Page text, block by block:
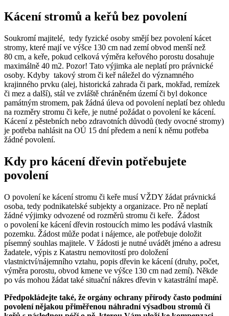
Kácení stromů a keřů bez povolení
Soukromí majitelé, tedy fyzické osoby smějí bez povolení kácet
stromy, které mají ve výšce 130 cm nad zemí obvod menší než
80 cm, a keře, pokud celková výměra keřového porostu dosahuje
maximálně 40 m2. Pozor! Tato výjimka ale neplatí pro právnické
osoby. Kdyby takový strom či keř náležel do významného
krajinného prvku (alej, historická zahrada či park, mokřad, remízek
či mez a další), stál ve zvláště chráněném území či byl dokonce
památným stromem, pak žádná úleva od povolení neplatí bez ohledu
na rozměry stromu či keře, je nutné požádat o povolení ke kácení.
Kácení z pěstebních nebo zdravotních důvodů (tedy ovocné stromy)
je potřeba nahlásit na OÚ 15 dní předem a není k němu potřeba
žádné povolení.
Kdy pro kácení dřevin potřebujete
povolení
O povolení ke kácení stromu či keře musí VŽDY žádat právnická
osoba, tedy podnikatelské subjekty a organizace. Pro ně neplatí
žádné výjimky odvozené od rozměrů stromu či keře. Žádost
o povolení ke kácení dřevin rostoucích mimo les podává vlastník
pozemku. Žádost může podat i nájemce, ale potřebuje doložit
písemný souhlas majitele. V žádosti je nutné uvádět jméno a adresu
žadatele, výpis z Katastru nemovitostí pro doložení
vlastnictví/nájemního vztahu, popis dřevin ke kácení (druhy, počet,
výměra porostu, obvod kmene ve výšce 130 cm nad zemí). Někde
po vás mohou žádat také situační nákres dřevin v katastrální mapě.
Předpokládejte také, že orgány ochrany přírody často podmíní
povolení nějakou přiměřenou náhradní výsadbou stromů či